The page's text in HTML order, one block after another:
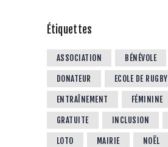
Étiquettes
ASSOCIATION BÉNÉVOLE
DONATEUR ECOLE DE RUGBY
ENTRAÎNEMENT FÉMININE
GRATUITE INCLUSION
LOTO MAIRIE NOËL